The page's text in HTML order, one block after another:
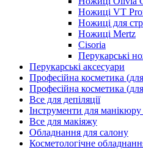
Ножиці VT
Ножиці для
Ножиці Mertz
Cisoria
Перукарські
Перукарські аксесуари
Професійна косметика
Професійна косметика
Все для депіляції
Інструменти для
Все для макіяжу
Обладнання для салону
Косметологічне